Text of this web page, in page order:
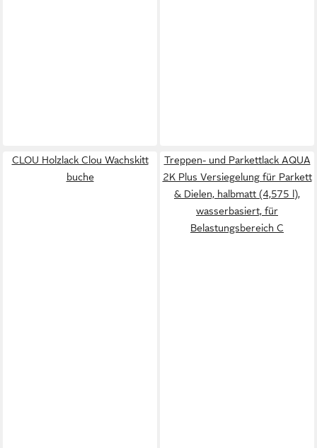
CLOU Holzlack Clou Wachskitt
buche
Treppen- und Parkettlack AQUA
2K Plus Versiegelung für Parkett
& Dielen, halbmatt (4,575 l),
wasserbasiert, für
Belastungsbereich C